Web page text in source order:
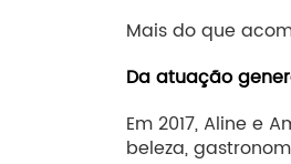
Mais do que
Da atuação
Em 2017, Aline e
beleza,